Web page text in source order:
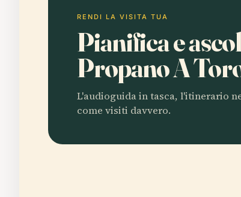
RENDI LA VISITA TUA
Pianifica e
Propano A
L'audioguida in tasca, l'itinerario
come visiti davvero.